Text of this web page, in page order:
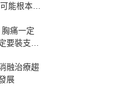
能根本沒
胸痛一定
要裝支
險與選擇
融治療趨
展